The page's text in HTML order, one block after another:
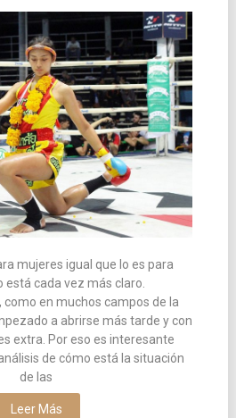
mujeres igual que lo es para
está cada vez más claro.
en muchos campos de la
a abrirse más tarde y con
extra. Por eso es interesante
de cómo está la situación
de las
Leer Más